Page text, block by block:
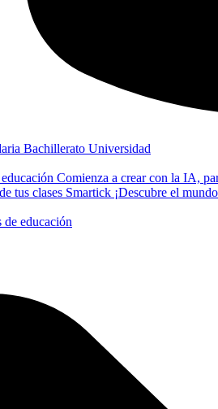
Bachillerato Universidad
Comienza a crear con la IA,
tus clases Smartick ¡Descubre el
educación